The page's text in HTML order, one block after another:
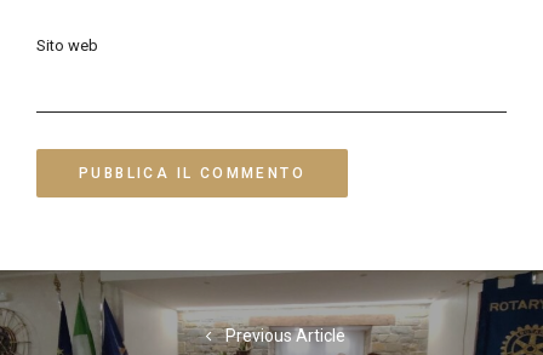
Sito web
Navigazione
articoli
Previous Article